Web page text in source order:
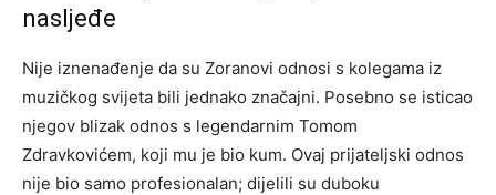
nasljeđe
Nije iznenađenje da su Zoranovi odnosi s kolegama iz
muzičkog svijeta bili jednako značajni. Posebno se isticao
njegov blizak odnos s legendarnim Tomom
Zdravkovićem, koji mu je bio kum. Ovaj prijateljski odnos
nije bio samo profesionalan; dijelili su duboku